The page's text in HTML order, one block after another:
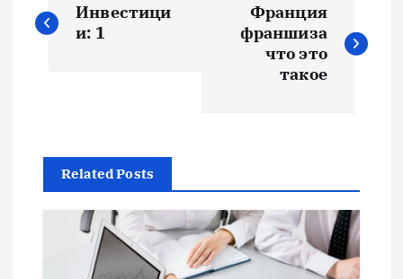
а
г
а
Инвестици
и: 1
Франция
франшиза
что это
такое
Related Posts